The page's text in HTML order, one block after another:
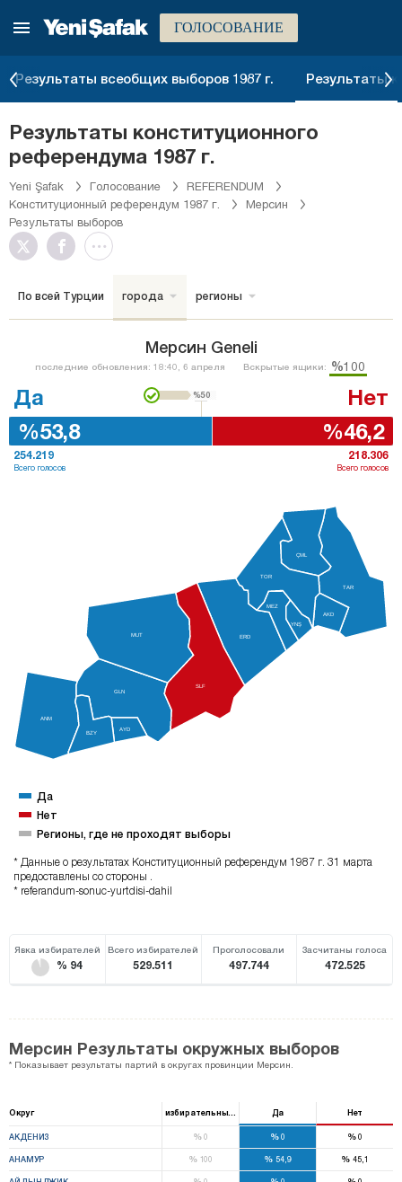
ГОЛОСОВАНИЕ
Результаты всеобщих выборов 1987 г. Результаты
Результаты конституционного
референдума 1987 г.
Yeni Şafak Голосование
REFERENDUM
Конституционный референдум 1987 г.
Мерсин
Результаты выборов
По всей Турции города регионы
Мерсин Geneli
последние обновления: 18:40, 6 апреля Вскрытые ящики: %100
%50
Да
%53,8
254.219
Всего голосов
Нет
%46,2
218.306
Всего голосов
ANM
ERD
GLN
MUT
SLF
TAR
AYD
BZY
ÇML
AKD
MEZ
TOR
YNŞ
Да
Нет
Регионы, где не проходят выборы
* Данные о результатах Конституционный референдум 1987 г. 31 марта
предоставлены со стороны .
* referandum-sonuc-yurtdisi-dahil
Явка избирателей
% 94
Всего избирателей
529.511
Проголосовали
497.744
Засчитаны голоса
472.525
Мерсин Результаты окружных выборов
* Показывает результаты партий в округах провинции Мерсин.
Округ избирательный ящик Да Нет
АКДЕНИЗ %0 %0 %0
АНАМУР %100 % 54,9 % 45,1